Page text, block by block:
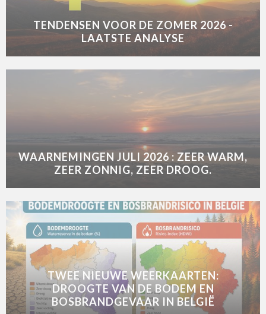
TENDENSEN VOOR DE ZOMER 2026 -
LAATSTE ANALYSE
WAARNEMINGEN JULI 2026 : ZEER WARM,
ZEER ZONNIG, ZEER DROOG.
TWEE NIEUWE WEERKAARTEN:
DROOGTE VAN DE BODEM EN
BOSBRANDGEVAAR IN BELGIË